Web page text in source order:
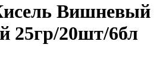
Вишневый
25гр/20шт/6бл